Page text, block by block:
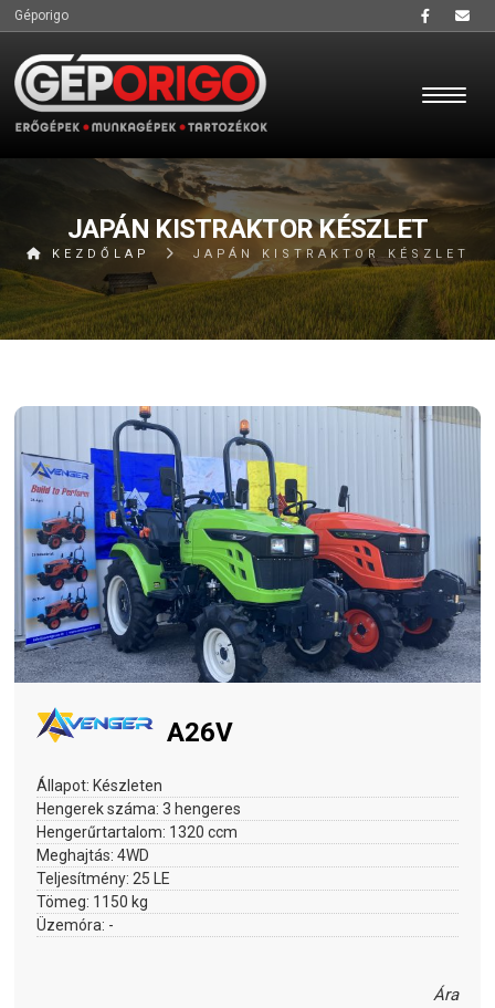
Géporigo
JAPÁN KISTRAKTOR KÉSZLET
KEZDŐLAP JAPÁN KISTRAKTOR KÉSZLET
A26V
Állapot: Készleten
Hengerek száma:3 hengeres
Hengerűrtartalom: 1320 ccm
Meghajtás:4WD
Teljesítmény: 25 LE
Tömeg: 1150 kg
Üzemóra: -
Ára